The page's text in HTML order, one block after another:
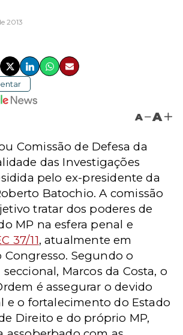
2013
A A
Comissão de Defesa da
das Investigações
pelo ex-presidente da
Batochio. A comissão
tratar dos poderes de
MP na esfera penal e
37/11, atualmente em
Segundo o
Marcos da Costa, o
é assegurar o devido
e o fortalecimento do Estado
Direito e do próprio MP,